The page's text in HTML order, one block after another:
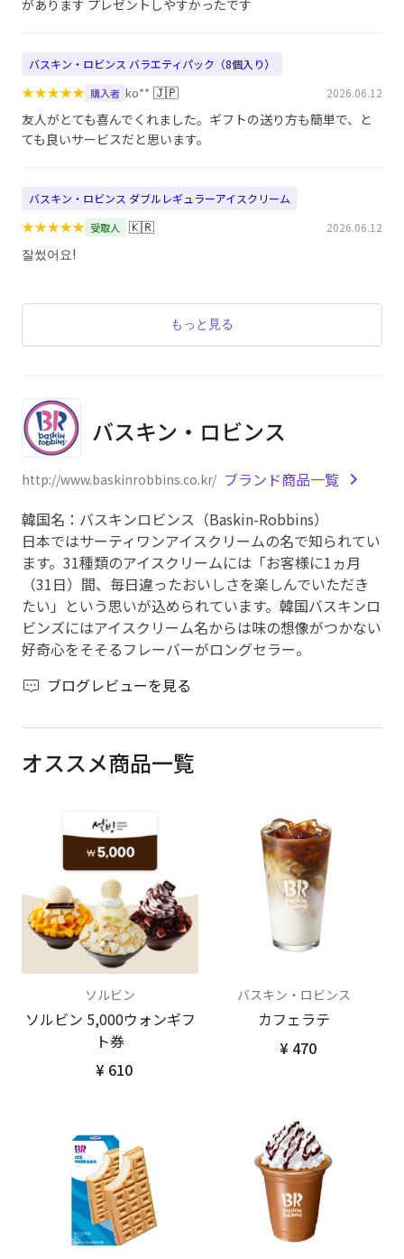
があります プレゼントしやすかったです
バスキン・ロビンス バラエティパック（8個入り）
★★★★★ 購入者 ko** 🇯🇵 2026.06.12
友人がとても喜んでくれました。ギフトの送り方も簡単で、と
ても良いサービスだと思います。
バスキン・ロビンス ダブルレギュラーアイスクリーム
★★★★★ 受取人 🇰🇷 2026.06.12
잘썼어요!
もっと見る
バスキン・ロビンス
http://www.baskinrobbins.co.kr/ ブランド商品一覧
韓国名：バスキンロビンス（Baskin-Robbins）
日本ではサーティワンアイスクリームの名で知られてい
ます。31種類のアイスクリームには「お客様に1ヵ月
（31日）間、毎日違ったおいしさを楽しんでいただき
たい」という思いが込められています。韓国バスキンロ
ビンズにはアイスクリーム名からは味の想像がつかない
好奇心をそそるフレーバーがロングセラー。
ブログレビューを見る
オススメ商品一覧
ソルビン
ソルビン 5,000ウォンギフ
ト券
¥ 610
バスキン・ロビンス
カフェラテ
¥ 470